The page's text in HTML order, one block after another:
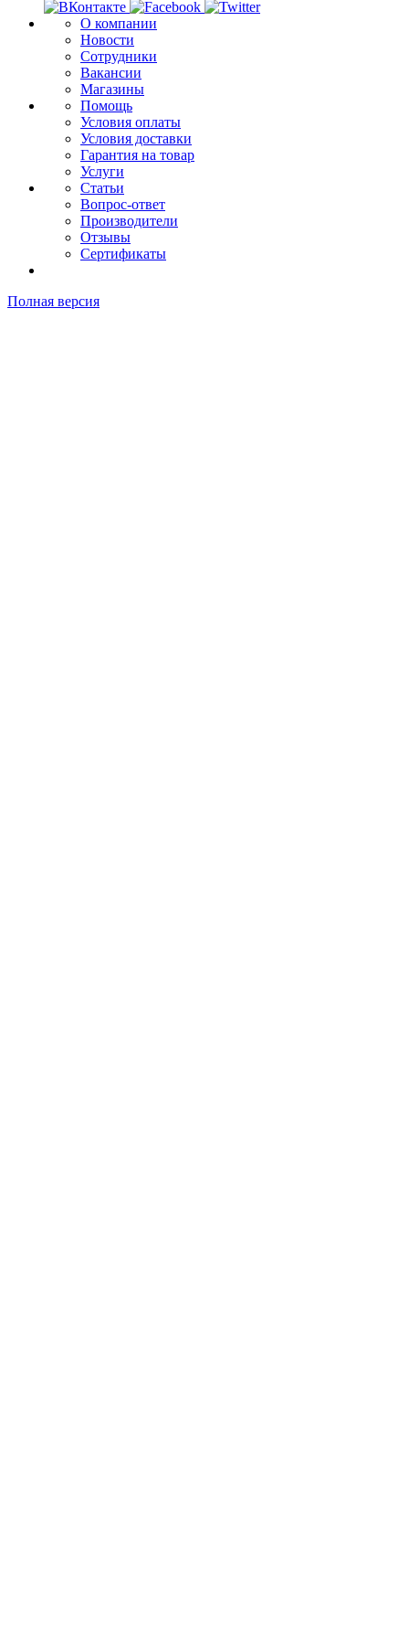
О компании
Новости
Сотрудники
Вакансии
Магазины
Помощь
Условия оплаты
Условия доставки
Гарантия на товар
Услуги
Статьи
Вопрос-ответ
Производители
Отзывы
Сертификаты
Полная версия